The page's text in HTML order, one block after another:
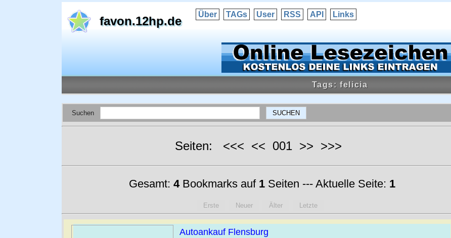
favon.12hp.de Über TAGs User RSS API Links
Tags: felicia
Suchen
Seiten: <<< << 001 >> >>>
Gesamt: 4Bookmarks auf 1Seiten --- Aktuelle Seite: 1
Erste Neuer Älter Letzte
Autoankauf Flensburg